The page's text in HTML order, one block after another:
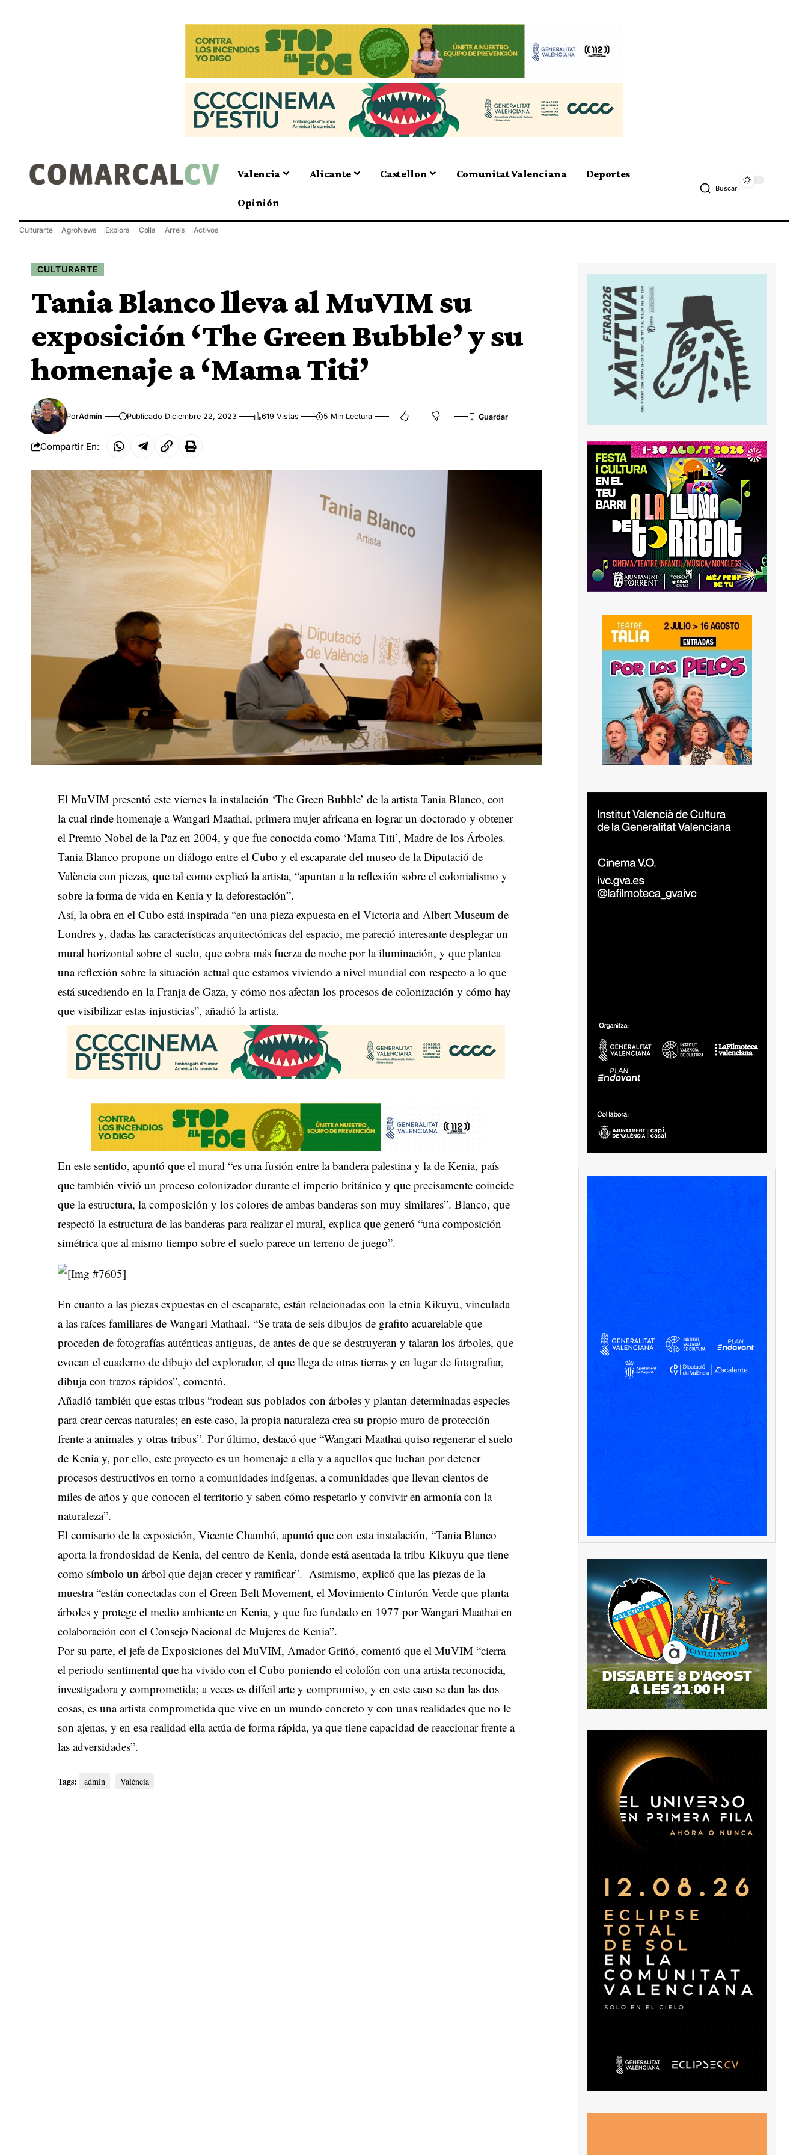
Valencia Alicante Castellon Comunitat Valenciana Deportes
Opinión
Buscar
Culturarte AgroNews Explora Colla Arrels Activos
CULTURARTE
Tania Blanco lleva al MuVIM su
exposición ‘The Green Bubble’ y su
homenaje a ‘Mama Titi’
PorAdmin Publicado Diciembre 22, 2023 619 Vistas 5 Min Lectura
Compartir En:
El MuVIM presentó este viernes la instalación ‘The Green Bubble’ de la artista Tania Blanco, con
la cual rinde homenaje a Wangari Maathai, primera mujer africana en lograr un doctorado y obtener
el Premio Nobel de la Paz en 2004, y que fue conocida como ‘Mama Titi’, Madre de los Árboles.
Tania Blanco propone un diálogo entre el Cubo y el escaparate del museo de la Diputació de
València con piezas, que tal como explicó la artista, “apuntan a la reflexión sobre el colonialismo y
sobre la forma de vida en Kenia y la deforestación”.
Así, la obra en el Cubo está inspirada “en una pieza expuesta en el Victoria and Albert Museum de
Londres y, dadas las características arquitectónicas del espacio, me pareció interesante desplegar un
mural horizontal sobre el suelo, que cobra más fuerza de noche por la iluminación, y que plantea
una reflexión sobre la situación actual que estamos viviendo a nivel mundial con respecto a lo que
está sucediendo en la Franja de Gaza, y cómo nos afectan los procesos de colonización y cómo hay
que visibilizar estas injusticias”, añadió la artista.
En este sentido, apuntó que el mural “es una fusión entre la bandera palestina y la de Kenia, país
que también vivió un proceso colonizador durante el imperio británico y que precisamente coincide
que la estructura, la composición y los colores de ambas banderas son muy similares”. Blanco, que
respectó la estructura de las banderas para realizar el mural, explica que generó “una composición
simétrica que al mismo tiempo sobre el suelo parece un terreno de juego”.
En cuanto a las piezas expuestas en el escaparate, están relacionadas con la etnia Kikuyu, vinculada
a las raíces familiares de Wangari Mathaai. “Se trata de seis dibujos de grafito acuarelable que
proceden de fotografías auténticas antiguas, de antes de que se destruyeran y talaran los árboles, que
evocan el cuaderno de dibujo del explorador, el que llega de otras tierras y en lugar de fotografiar,
dibuja con trazos rápidos”, comentó.
Añadió también que estas tribus “rodean sus poblados con árboles y plantan determinadas especies
para crear cercas naturales; en este caso, la propia naturaleza crea su propio muro de protección
frente a animales y otras tribus”. Por último, destacó que “Wangari Maathai quiso regenerar el suelo
de Kenia y, por ello, este proyecto es un homenaje a ella y a aquellos que luchan por detener
procesos destructivos en torno a comunidades indígenas, a comunidades que llevan cientos de
miles de años y que conocen el territorio y saben cómo respetarlo y convivir en armonía con la
naturaleza”.
El comisario de la exposición, Vicente Chambó, apuntó que con esta instalación, “Tania Blanco
aporta la frondosidad de Kenia, del centro de Kenia, donde está asentada la tribu Kikuyu que tiene
como símbolo un árbol que dejan crecer y ramificar”. Asimismo, explicó que las piezas de la
muestra “están conectadas con el Green Belt Movement, el Movimiento Cinturón Verde que planta
árboles y protege el medio ambiente en Kenia, y que fue fundado en 1977 por Wangari Maathai en
colaboración con el Consejo Nacional de Mujeres de Kenia”.
Por su parte, el jefe de Exposiciones del MuVIM, Amador Griñó, comentó que el MuVIM “cierra
el periodo sentimental que ha vivido con el Cubo poniendo el colofón con una artista reconocida,
investigadora y comprometida; a veces es difícil arte y compromiso, y en este caso se dan las dos
cosas, es una artista comprometida que vive en un mundo concreto y con unas realidades que no le
son ajenas, y en esa realidad ella actúa de forma rápida, ya que tiene capacidad de reaccionar frente a
las adversidades”.
Tags: admin València